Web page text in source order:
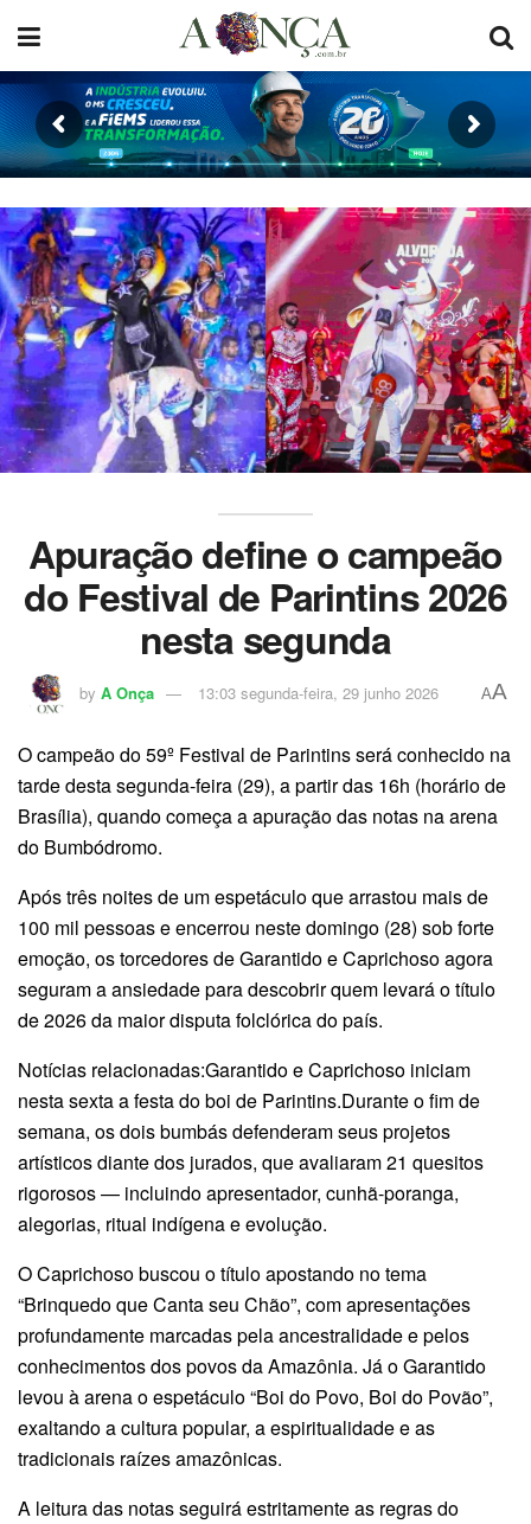
Apuração define o campeão
do Festival de Parintins 2026
nesta segunda
by A Onça 13:03 segunda-feira, 29 junho 2026 AA
O campeão do 59º Festival de Parintins será conhecido na
tarde desta segunda-feira (29), a partir das 16h (horário de
Brasília), quando começa a apuração das notas na arena
do Bumbódromo.
Após três noites de um espetáculo que arrastou mais de
100 mil pessoas e encerrou neste domingo (28) sob forte
emoção, os torcedores de Garantido e Caprichoso agora
seguram a ansiedade para descobrir quem levará o título
de 2026 da maior disputa folclórica do país.
Notícias relacionadas:Garantido e Caprichoso iniciam
nesta sexta a festa do boi de Parintins.Durante o fim de
semana, os dois bumbás defenderam seus projetos
artísticos diante dos jurados, que avaliaram 21 quesitos
rigorosos — incluindo apresentador, cunhã-poranga,
alegorias, ritual indígena e evolução.
O Caprichoso buscou o título apostando no tema
“Brinquedo que Canta seu Chão”, com apresentações
profundamente marcadas pela ancestralidade e pelos
conhecimentos dos povos da Amazônia. Já o Garantido
levou à arena o espetáculo “Boi do Povo, Boi do Povão”,
exaltando a cultura popular, a espiritualidade e as
tradicionais raízes amazônicas.
A leitura das notas seguirá estritamente as regras do